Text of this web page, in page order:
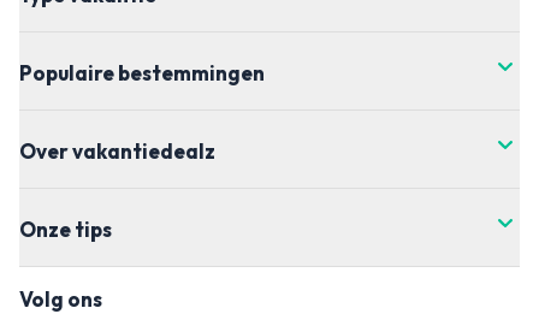
Populaire bestemmingen
Over vakantiedealz
Onze tips
Volg ons